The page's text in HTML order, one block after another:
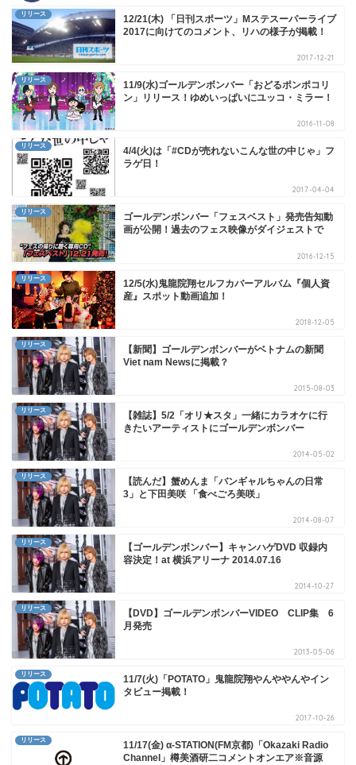
リリース
12/21(木) 「日刊スポーツ」Mステスーパーライブ
2017に向けてのコメント、リハの様子が掲載！
2017-12-21
リリース
11/9(水)ゴールデンボンバー「おどるポンポコリ
ン」リリース！ゆめいっぱいにユッコ・ミラー！
2016-11-08
リリース
4/4(火)は「#CDが売れないこんな世の中じゃ」フ
ラゲ日！
2017-04-04
リリース
ゴールデンボンバー「フェスベスト」発売告知動
画が公開！過去のフェス映像がダイジェストで
2016-12-15
リリース
12/5(水)鬼龍院翔セルフカバーアルバム『個人資
産』スポット動画追加！
2018-12-05
リリース
【新聞】ゴールデンボンバーがベトナムの新聞
Viet nam Newsに掲載？
2015-08-03
リリース
【雑誌】5/2「オリ★スタ」一緒にカラオケに行
きたいアーティストにゴールデンボンバー
2014-05-02
リリース
【読んだ】蟹めんま「バンギャルちゃんの日常
3」と下田美咲 「食べごろ美咲」
2014-08-07
リリース
【ゴールデンボンバー】キャンハゲDVD 収録内
容決定！at 横浜アリーナ 2014.07.16
2014-10-27
リリース
【DVD】ゴールデンボンバーVIDEO CLIP集 6
月発売
2013-05-06
リリース
11/7(火)「POTATO」鬼龍院翔やんややんやイン
タビュー掲載！
2017-10-26
リリース
11/17(金) α-STATION(FM京都)「Okazaki Radio
Channel」樽美酒研二コメントオンエア※音源